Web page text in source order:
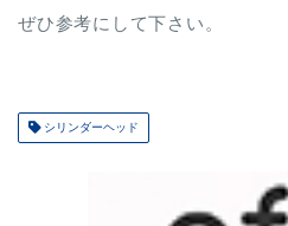
ぜひ参考にして下さい。
シリンダーヘッド